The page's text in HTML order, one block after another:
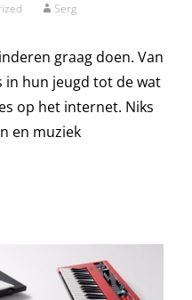
Serg
graag doen. Van
in hun jeugd tot de wat
op het internet. Niks
en muziek